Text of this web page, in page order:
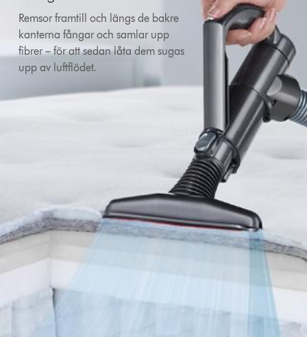
Remsor framtill och längs de bakre
kanterna fångar och samlar upp
fibrer – för att sedan låta dem sugas
upp av luftflödet.